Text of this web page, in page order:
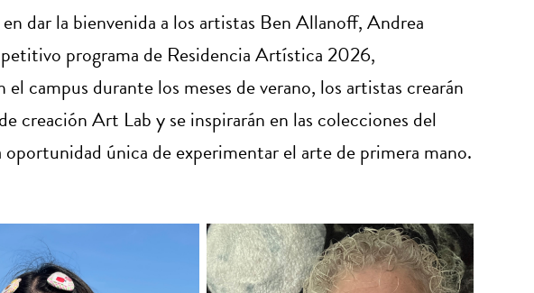
dar la bienvenida a los artistas Ben Allanoff, Andrea
programa de Residencia Artística 2026,
campus durante los meses de verano, los artistas crearán
creación Art Lab y se inspirarán en las colecciones del
única de experimentar el arte de primera mano.